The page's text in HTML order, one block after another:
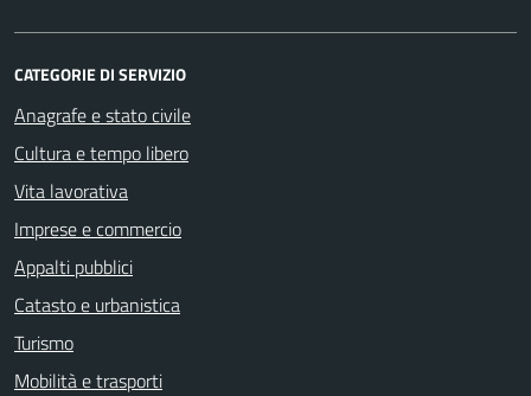
CATEGORIE DI SERVIZIO
Anagrafe e stato civile
Cultura e tempo libero
Vita lavorativa
Imprese e commercio
Appalti pubblici
Catasto e urbanistica
Turismo
Mobilità e trasporti